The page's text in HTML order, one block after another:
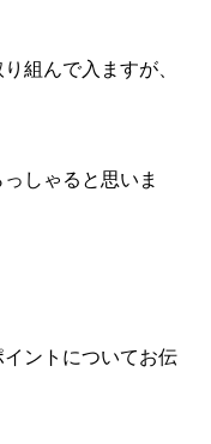
組んで入ますが、
しゃると思いま
ントについてお伝